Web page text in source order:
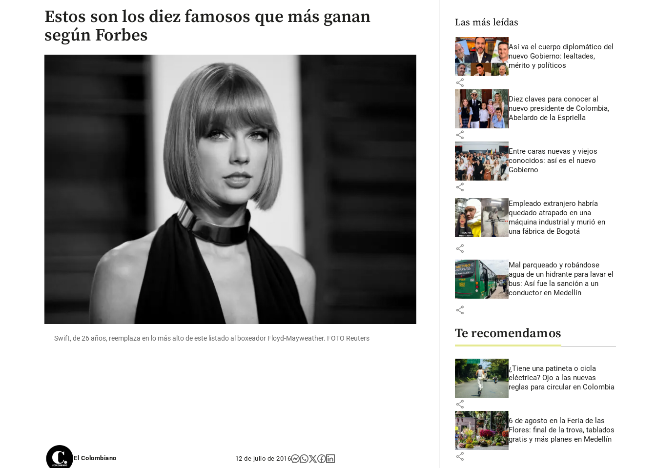
Estos son los diez famosos que más ganan
según Forbes
Swift, de 26 años, reemplaza en lo más alto de este listado al boxeador Floyd-Mayweather. FOTO Reuters
El Colombiano 12 de julio de 2016
Las más leídas
Así va el cuerpo diplomático del
nuevo Gobierno: lealtades,
mérito y políticos
share
Diez claves para conocer al
nuevo presidente de Colombia,
Abelardo de la Espriella
share
Entre caras nuevas y viejos
conocidos: así es el nuevo
Gobierno
share
Empleado extranjero habría
quedado atrapado en una
máquina industrial y murió en
una fábrica de Bogotá
share
Mal parqueado y robándose
agua de un hidrante para lavar el
bus: Así fue la sanción a un
conductor en Medellín
share
Te recomendamos
¿Tiene una patineta o cicla
eléctrica? Ojo a las nuevas
reglas para circular en Colombia
share
6 de agosto en la Feria de las
Flores: final de la trova, tablados
gratis y más planes en Medellín
share